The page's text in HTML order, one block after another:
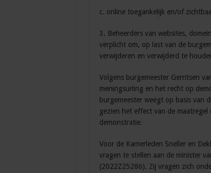
c. online toegankelijk en/of
3. Beheerders van websites,
verplicht om, op last van de
verwijderen en verwijderd te
Volgens burgemeester Gerritsen
meningsuiting en het recht op
burgemeester weegt op basis van
gezien het effect van de
demonstratie.
Voor de Kamerleden Sneller en
vragen te stellen aan de minister
(2022Z25286). Zij vragen zich